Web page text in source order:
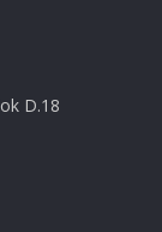
D.18